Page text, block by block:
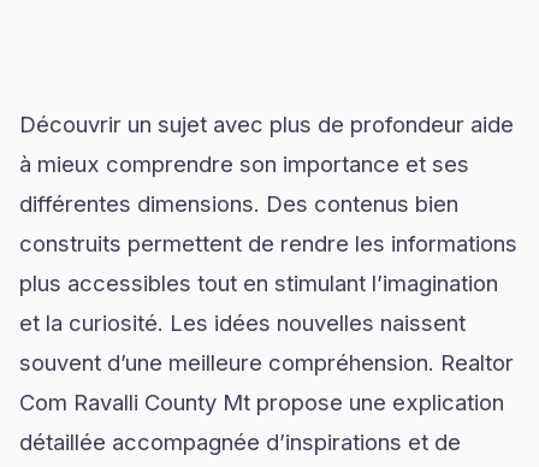
Découvrir un sujet avec plus de profondeur aide
à mieux comprendre son importance et ses
différentes dimensions. Des contenus bien
construits permettent de rendre les informations
plus accessibles tout en stimulant l’imagination
et la curiosité. Les idées nouvelles naissent
souvent d’une meilleure compréhension. Realtor
Com Ravalli County Mt propose une explication
détaillée accompagnée d’inspirations et de